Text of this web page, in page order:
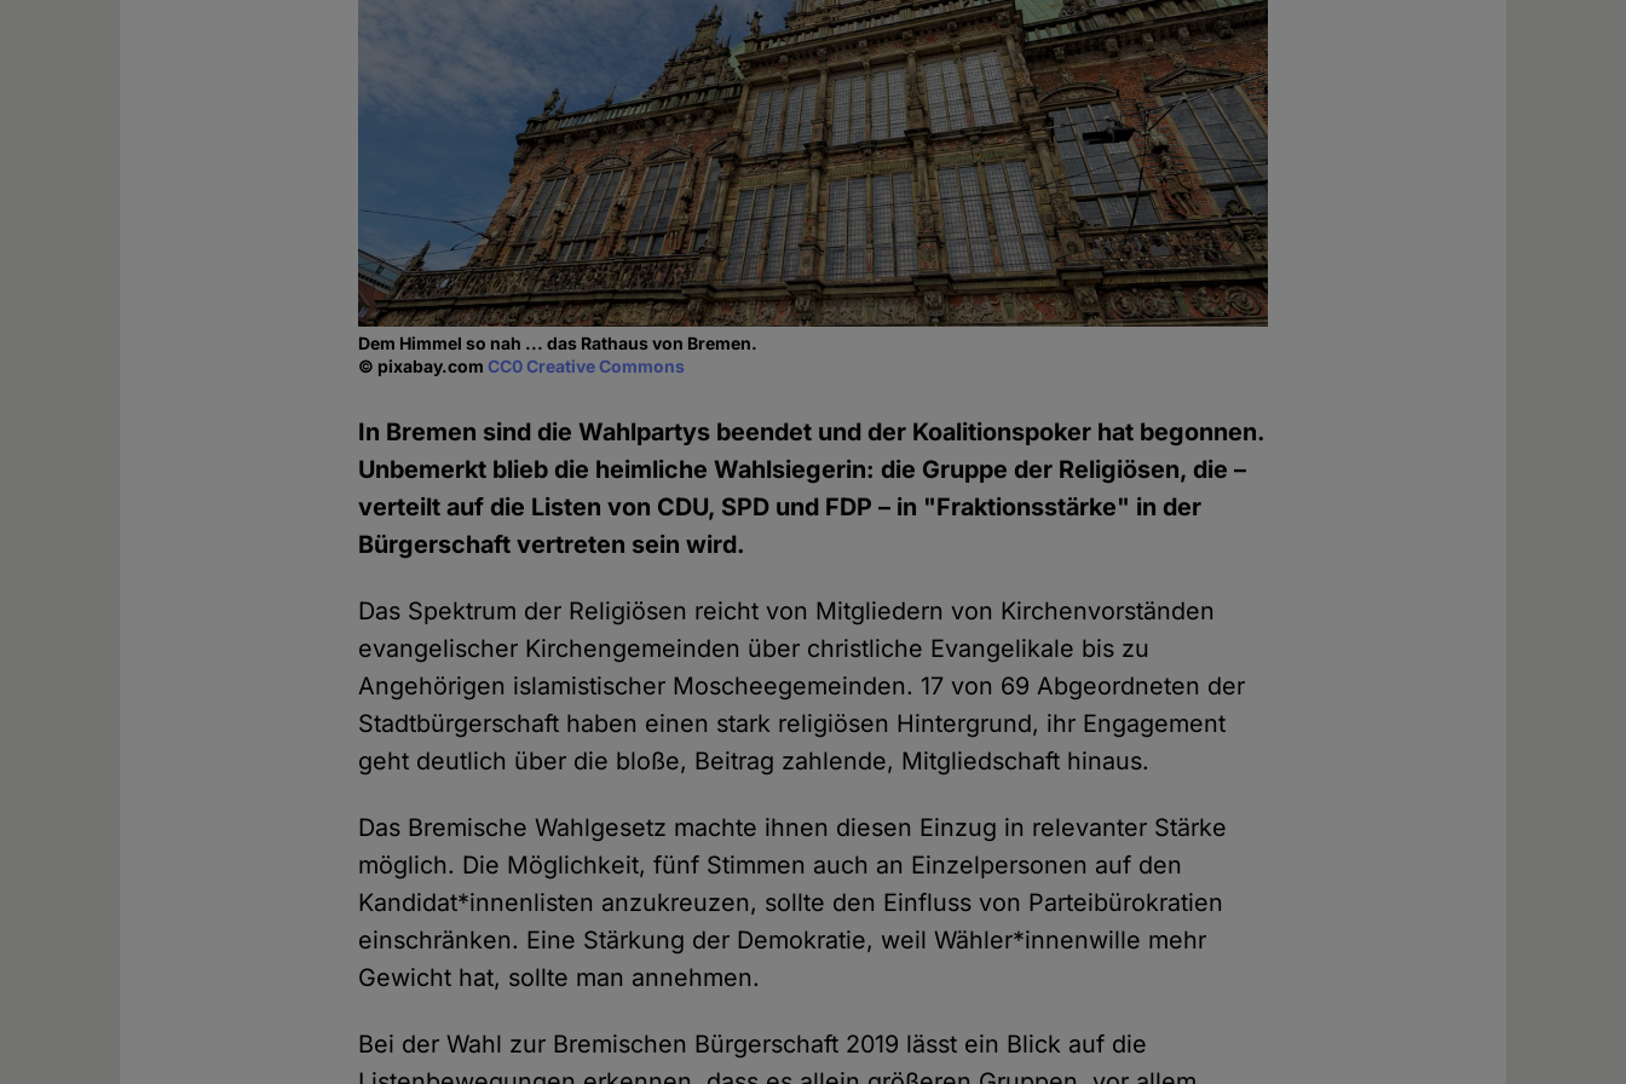
Dem Himmel so nah ... das Rathaus von Bremen.
© pixabay.comCC0 Creative Commons
In Bremen sind die Wahlpartys beendet und der Koalitionspoker hat begonnen.
Unbemerkt blieb die heimliche Wahlsiegerin: die Gruppe der Religiösen, die –
verteilt auf die Listen von CDU, SPD und FDP – in "Fraktionsstärke" in der
Bürgerschaft vertreten sein wird.
Das Spektrum der Religiösen reicht von Mitgliedern von Kirchenvorständen
evangelischer Kirchengemeinden über christliche Evangelikale bis zu
Angehörigen islamistischer Moscheegemeinden. 17 von 69 Abgeordneten der
Stadtbürgerschaft haben einen stark religiösen Hintergrund, ihr Engagement
geht deutlich über die bloße, Beitrag zahlende, Mitgliedschaft hinaus.
Das Bremische Wahlgesetz machte ihnen diesen Einzug in relevanter Stärke
möglich. Die Möglichkeit, fünf Stimmen auch an Einzelpersonen auf den
Kandidat*innenlisten anzukreuzen, sollte den Einfluss von Parteibürokratien
einschränken. Eine Stärkung der Demokratie, weil Wähler*innenwille mehr
Gewicht hat, sollte man annehmen.
Bei der Wahl zur Bremischen Bürgerschaft 2019 lässt ein Blick auf die